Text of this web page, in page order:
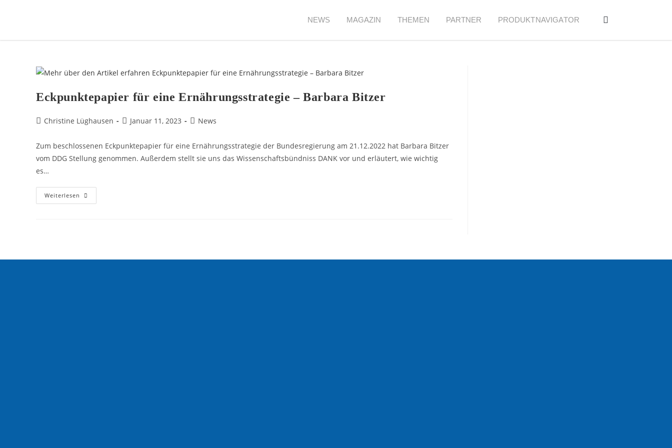
NEWS MAGAZIN THEMEN PARTNER PRODUKTNAVIGATOR
Eckpunktepapier für eine Ernährungsstrategie – Barbara Bitzer
Christine Lüghausen Januar 11, 2023 News
Zum beschlossenen Eckpunktepapier für eine Ernährungsstrategie der Bundesregierung am 21.12.2022 hat Barbara Bitzer
vom DDG Stellung genommen. Außerdem stellt sie uns das Wissenschaftsbündniss DANK vor und erläutert, wie wichtig
es…
Weiterlesen